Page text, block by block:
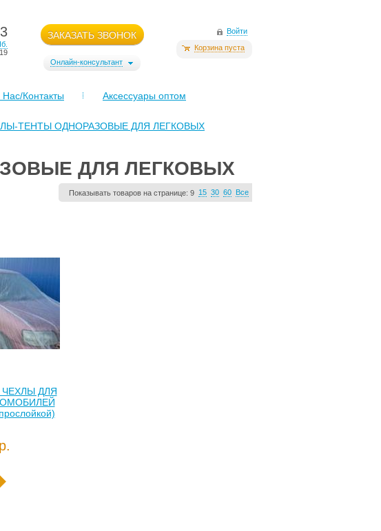
ЗАКАЗАТЬ ЗВОНОК
Онлайн-консультант
Войти
Корзина пуста
Контакты Аксессуары оптом
ТЕНТЫ ОДНОРАЗОВЫЕ ДЛЯ ЛЕГКОВЫХ
ДЛЯ ЛЕГКОВЫХ
Показывать товаров на странице: 9 15 30 60 Все
ДЛЯ